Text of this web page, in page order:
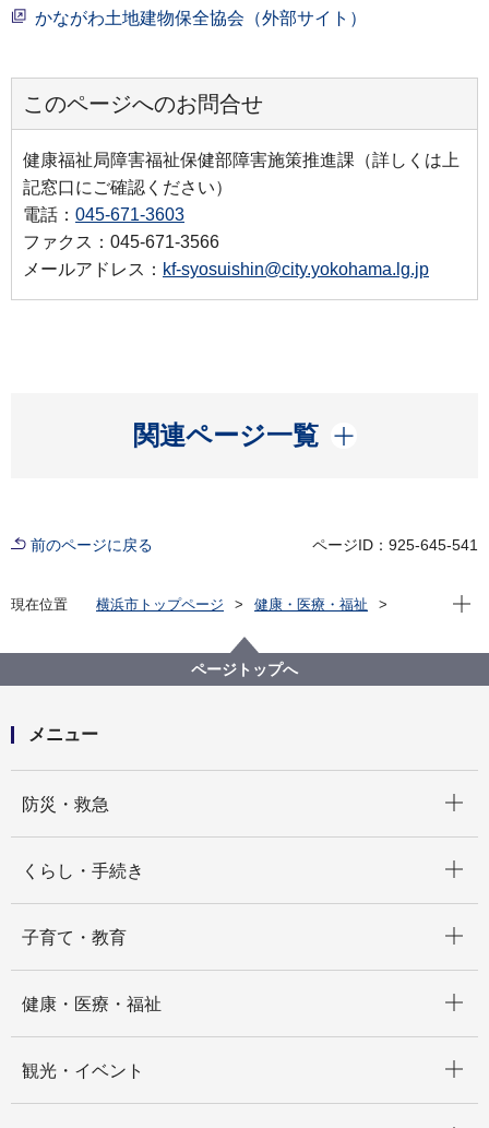
かながわ土地建物保全協会（外部サイト）
このページへのお問合せ
健康福祉局障害福祉保健部障害施策推進課（詳しくは上
記窓口にご確認ください）
電話： 045-671-3603
ファクス：045-671-3566
メールアドレス： kf-syosuishin@city.yokohama.lg.jp
関連ページ一覧
開く
前のページに戻る ページID：925-645-541
現在位置 横浜市トップページ
健康・医療・福祉
障害福祉サービス・制度一覧
市営・県営住宅への入居優遇
現在
ページトップへ
メニュー
防災・救急
くらし・手続き
子育て・教育
健康・医療・福祉
観光・イベント